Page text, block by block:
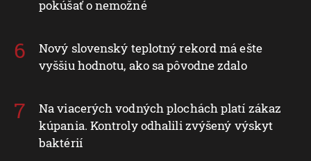
pokúšať o nemožné
Nový slovenský teplotný rekord má ešte
vyššiu hodnotu, ako sa pôvodne zdalo
Na viacerých vodných plochách platí zákaz
kúpania. Kontroly odhalili zvýšený výskyt
baktérií